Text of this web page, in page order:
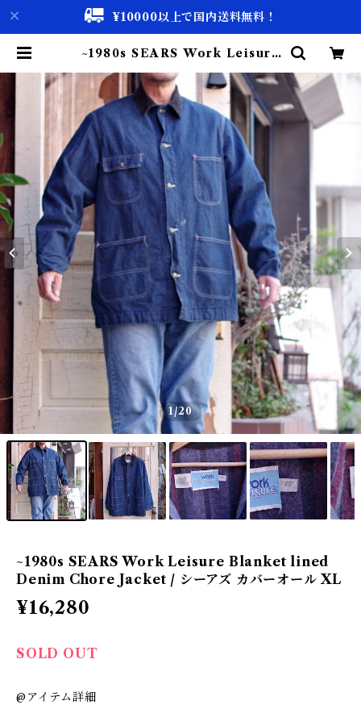
¥10000以上で国内送料無料！
~1980s SEARS Work Leisure
acket / シーアズ カバーオール X
L | 古着屋 仙台 biscco【古着 &
Vintage 通販】
1/20
~1980s SEARS Work Leisure Blanket lined
Denim Chore Jacket / シーアズ カバーオール XL
¥16,280
SOLD OUT
@アイテム詳細